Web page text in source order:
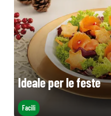
Ideale per le feste
Facili